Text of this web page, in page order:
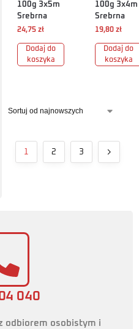
100g 3x5m
Srebrna
24,75 zł
Dodaj do
koszyka
100g 3x4m
Srebrna
19,80 zł
Dodaj do
koszyka
1 2 3
040
odbiorem osobistym i